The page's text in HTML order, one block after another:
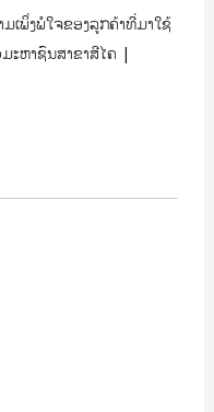
ເພິ່ງພໍໃຈຂອງລູກຄ້າທີ່ມາໃຊ້
ະຫາຊົນສາຂາສີໄຄ |